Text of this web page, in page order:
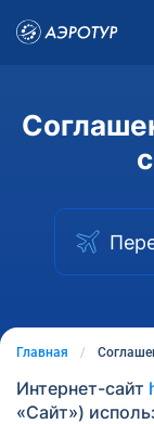
Главная
Интернет-сайт
«Сайт»)